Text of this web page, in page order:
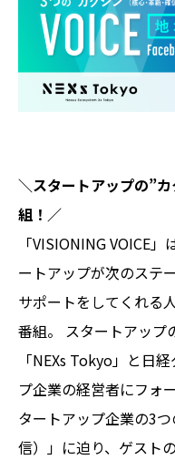
＼スタートアップの”
組！／
「VISIONING VOICE
ートアップが次のステ
サポートをしてくれる
番組。 スタートアップ
「NEXs Tokyo」と日
プ企業の経営者にフォ
タートアップ企業の3
信）」に迫り、ゲスト